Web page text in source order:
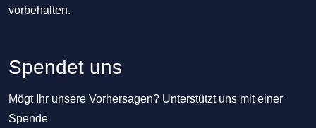
vorbehalten.
Spendet uns
Mögt Ihr unsere Vorhersagen? Unterstützt uns mit einer
Spende